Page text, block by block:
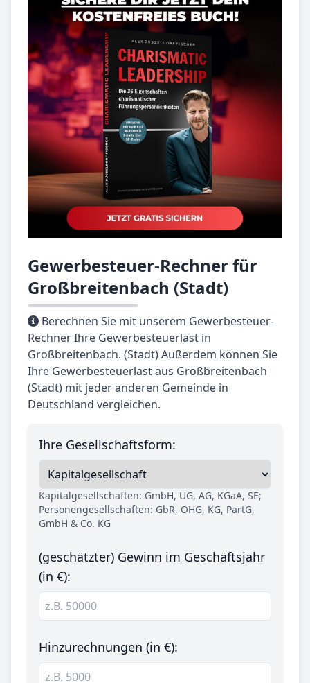
Gewerbesteuer-Rechner für
Großbreitenbach (Stadt)
Berechnen Sie mit unserem Gewerbesteuer-
Rechner Ihre Gewerbesteuerlast in
Großbreitenbach. (Stadt) Außerdem können Sie
Ihre Gewerbesteuerlast aus Großbreitenbach
(Stadt) mit jeder anderen Gemeinde in
Deutschland vergleichen.
Ihre Gesellschaftsform:
Kapitalgesellschaften: GmbH, UG, AG, KGaA, SE;
Personengesellschaften: GbR, OHG, KG, PartG,
GmbH & Co. KG
(geschätzter) Gewinn im Geschäftsjahr
(in €):
Hinzurechnungen (in €):